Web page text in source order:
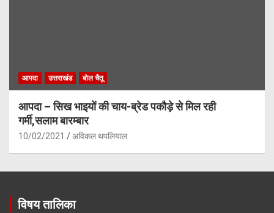
आपदा उत्तराखंड बोल चैतू
आपदा – सिख भाइयों की चाय-ब्रेड पकौड़े से मिल रही
गर्मी,सलाम बारम्बार
10/02/2021 अविकल थपलियाल
विषय तालिका